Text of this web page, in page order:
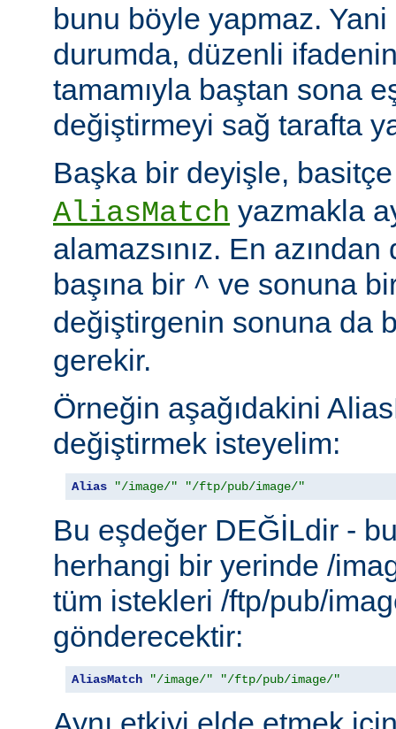
bunu böyle yapmaz.
durumda, düzenli
tamamıyla baştan sona
değiştirmeyi sağ tarafta
Başka bir deyişle,
AliasMatch yazmakla
alamazsınız. En
başına bir ^ ve sonuna
değiştirgenin sonuna da
gerekir.
Örneğin aşağıdakini
değiştirmek isteyelim:
Alias "/image/" "/ftp/pub/image/"
Bu eşdeğer DEĞİLdir -
herhangi bir yerinde /
tüm istekleri /ftp/pub/
gönderecektir:
AliasMatch "/image/" "/ftp/pub/image/"